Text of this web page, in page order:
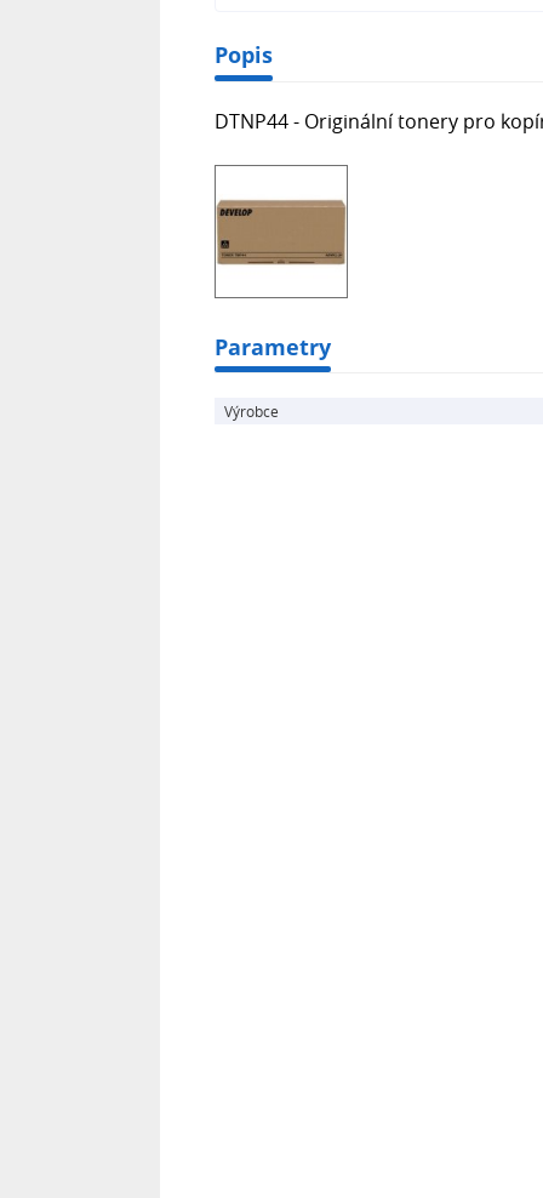
Popis
DTNP44 - Originální tonery pro
Parametry
Výrobce